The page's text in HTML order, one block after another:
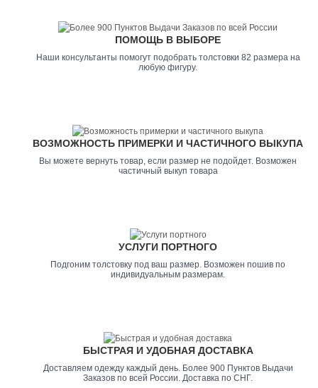
ПОМОЩЬ В ВЫБОРЕ
Наши консультанты помогут подобрать толстовки 82 размера на
любую фигуру.
ВОЗМОЖНОСТЬ ПРИМЕРКИ И ЧАСТИЧНОГО ВЫКУПА
Вы можете вернуть товар, если размер не подойдет. Возможен
частичный выкуп товара
УСЛУГИ ПОРТНОГО
Подгоним толстовку под ваш размер. Возможен пошив по
индивидуальным размерам.
БЫСТРАЯ И УДОБНАЯ ДОСТАВКА
Доставляем одежду каждый день. Более 900 Пунктов Выдачи
Заказов по всей России. Доставка по СНГ.